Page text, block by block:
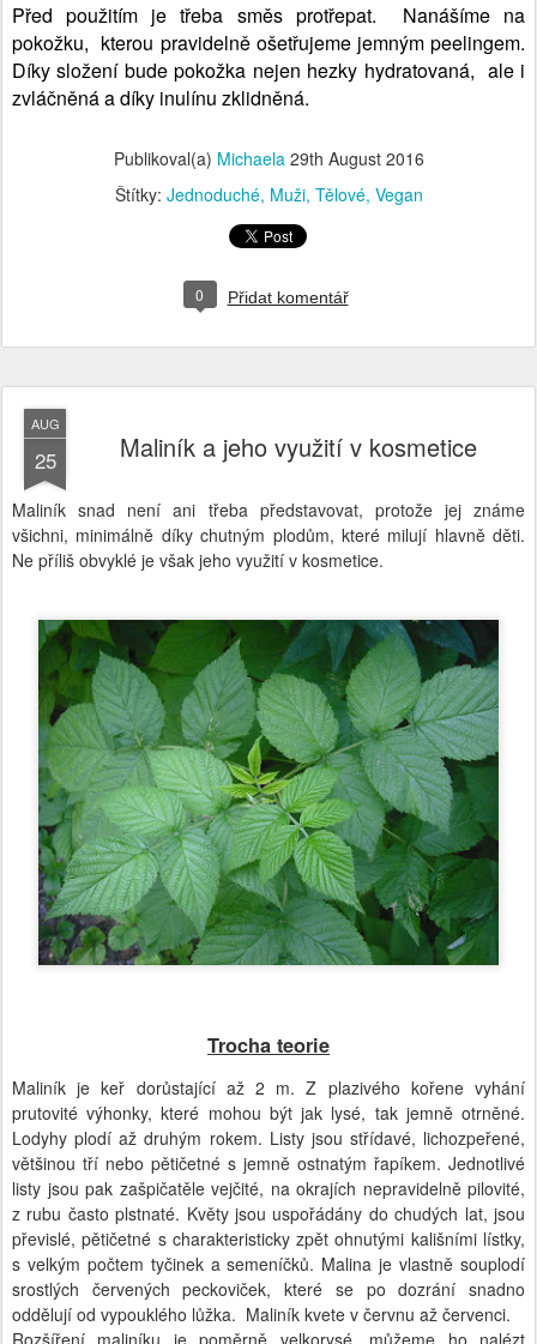
Před použitím je třeba směs protřepat. Nanášíme na
pokožku, kterou pravidelně ošetřujeme jemným peelingem.
Díky složení bude pokožka nejen hezky hydratovaná, ale i
zvláčněná a díky inulínu zklidněná.
Publikoval(a) Michaela 29th August 2016
Štítky: Jednoduché Muži Tělové Vegan
0 Přidat komentář
AUG
25 Maliník a jeho využití v kosmetice
Maliník snad není ani třeba představovat, protože jej známe
všichni, minimálně díky chutným plodům, které milují hlavně děti.
Ne příliš obvyklé je však jeho využití v kosmetice.
Trocha teorie
Maliník je keř dorůstající až 2 m. Z plazivého kořene vyhání
prutovité výhonky, které mohou být jak lysé, tak jemně otrněné.
Lodyhy plodí až druhým rokem. Listy jsou střídavé, lichozpeřené,
většinou tří nebo pětičetné s jemně ostnatým řapíkem. Jednotlivé
listy jsou pak zašpičatěle vejčité, na okrajích nepravidelně pilovité,
z rubu často plstnaté. Květy jsou uspořádány do chudých lat, jsou
převislé, pětičetné s charakteristicky zpět ohnutými kališními lístky,
s velkým počtem tyčinek a semeníčků. Malina je vlastně souplodí
srostlých červených peckoviček, které se po dozrání snadno
oddělují od vypouklého lůžka. Maliník kvete v červnu až červenci.